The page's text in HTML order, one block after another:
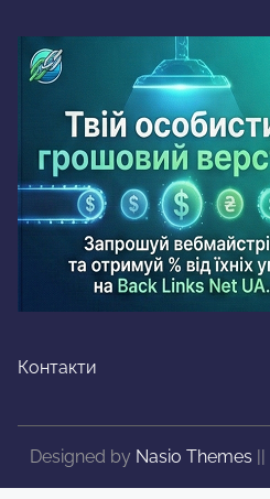
Контакти
Designed by Nasio Themes ||